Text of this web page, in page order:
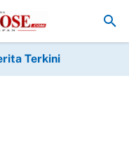
Nelayan PMBB Minta
Terkini